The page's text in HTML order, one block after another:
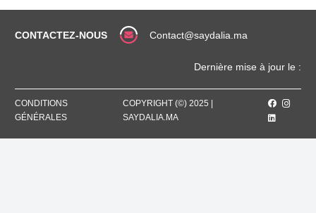
CONTACTEZ-NOUS Contact@saydalia.ma
Dernière mise à jour le :
CONDITIONS
GÉNÉRALES
COPYRIGHT (©) 2025 |
SAYDALIA.MA